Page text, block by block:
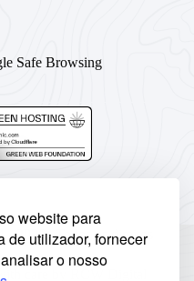
website para
de utilizador, fornecer
o nosso
2026 | Todos os direitos
care by